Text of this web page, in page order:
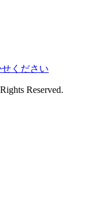
ください
Reserved.